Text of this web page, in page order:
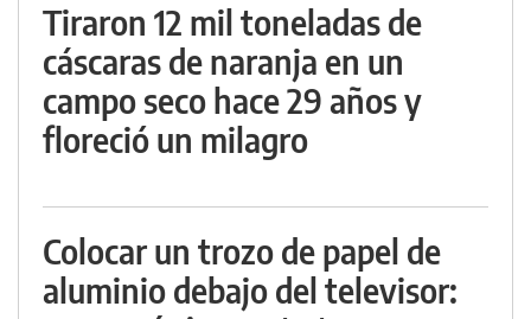
Tiraron 12 mil toneladas de
cáscaras de naranja en un
campo seco hace 29 años y
floreció un milagro
Colocar un trozo de papel de
aluminio debajo del televisor: